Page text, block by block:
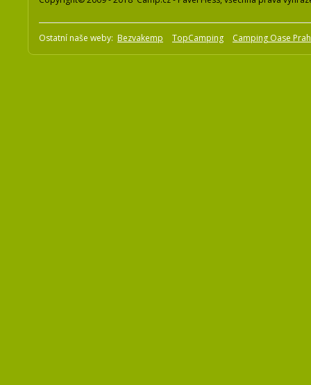
Ostatní naše weby: Bezvakemp TopCamping Camping Oase